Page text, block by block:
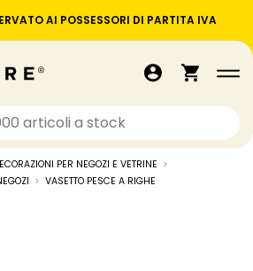
AI POSSESSORI DI PARTITA IVA
PER NEGOZI E VETRINE
VASETTO PESCE A RIGHE